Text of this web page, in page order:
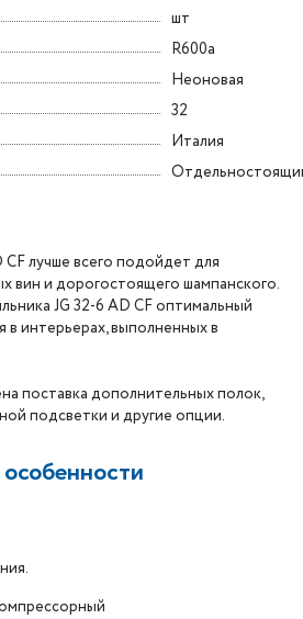
шт
R600a
Неоновая
32
Италия
лучше всего подойдет для
вин и дорогостоящего шампанского.
JG 32-6 AD CF оптимальный
в интерьерах, выполненных в
поставка дополнительных полок,
подсветки и другие опции.